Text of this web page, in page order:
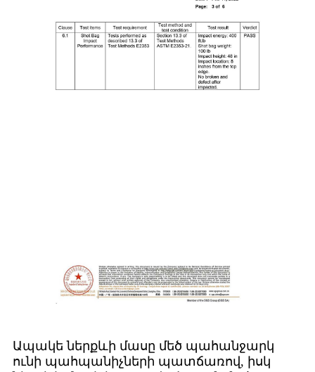
Ապակե ներքևի մասը մեծ պահանջարկ
ունի պահպանիչների պատճառով, իսկ